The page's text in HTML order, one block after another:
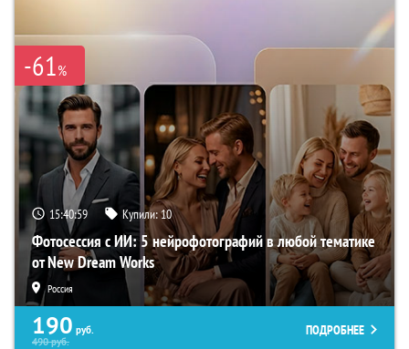
-61%
15:40:58 Купили:10
Фотосессия с ИИ: 5 нейрофотографий в любой тематике
от New Dream Works
Россия
190 руб.
490руб.
ПОДРОБНЕЕ